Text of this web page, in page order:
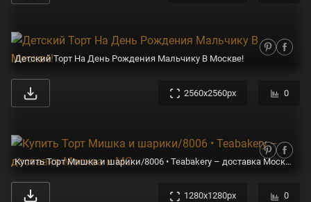
Детский Торт На День Рождения Мальчику В Москве!
2560x2560px 0
Купить Торт Мишка и шарики/8006 • Teabakery – доставка Москва и МО
1280x1280px 0